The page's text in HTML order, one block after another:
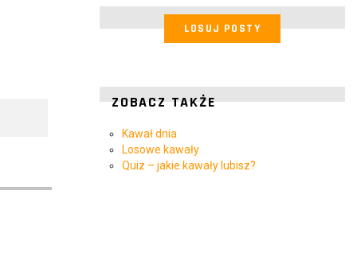
LOSUJ POSTY
ZOBACZ TAKŻE
Kawał dnia
Losowe kawały
Quiz – jakie kawały lubisz?